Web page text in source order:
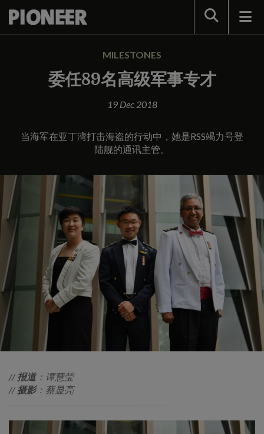
Search
MILESTONES
委任89名高级军事专才
19 Dec 2018
当海军在亚丁湾打击海盗的行动中，她是RSS竭力号登
陆舰的通讯主管。
// 报道：谭慧莹
// 摄影：蔡显亮